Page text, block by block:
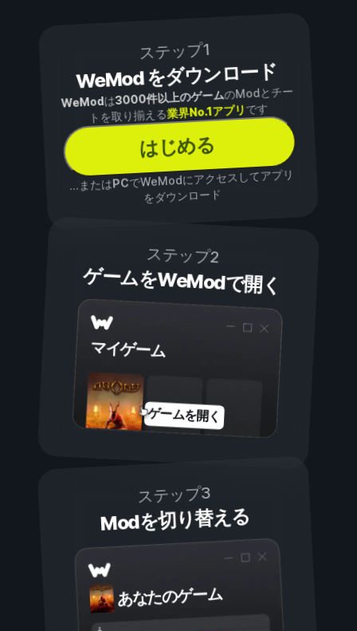
ステップ1
WeMod をダウンロード
WeModは3000件以上のゲームのModとチー
トを取り揃える業界No.1アプリです
はじめる
...またはPCでWeModにアクセスしてアプリ
をダウンロード
ステップ2
ゲームをWeModで開く
マイゲーム
ゲームを開く
ステップ3
Modを切り替える
あなたのゲーム